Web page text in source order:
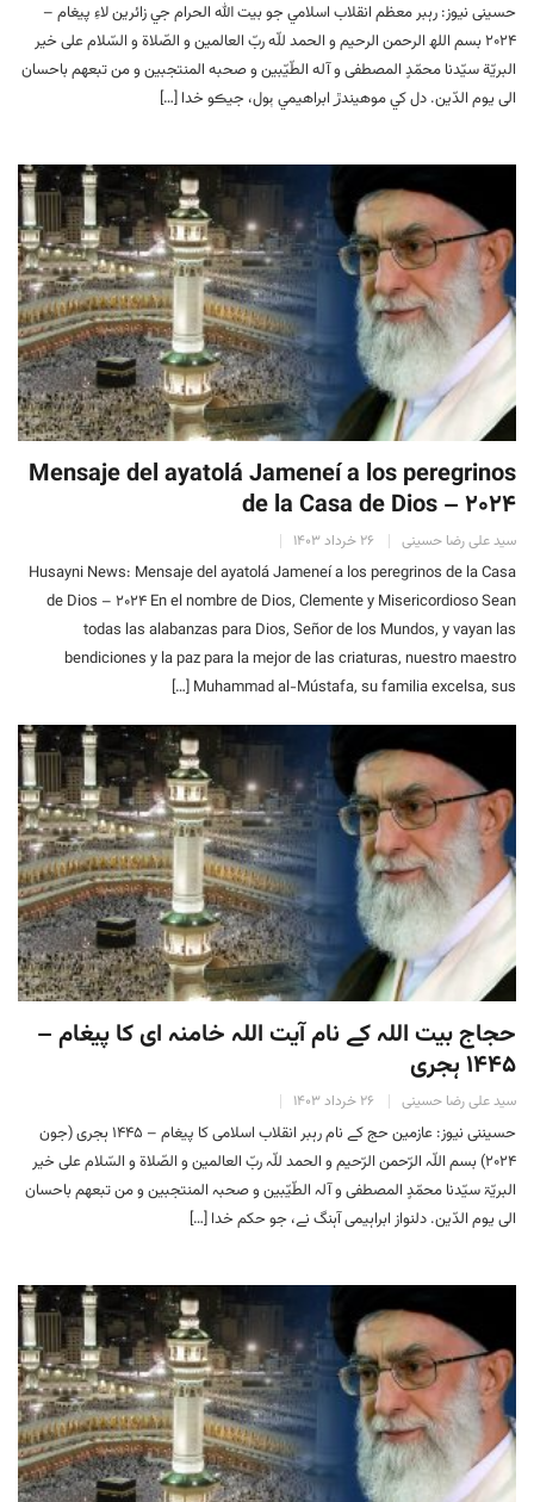
حسینی نیوز: رہبر معظم انقلاب اسلامي جو بيت الله الحرام جي زائرين لاءِ پيغام –
۲۰۲۴ بسم اللھ الرحمن الرحيم و الحمد للّه ربّ العالمین و الصّلاة و السّلام علی خیر
البریّة سیّدنا محمّدٍ المصطفی و آله الطّیّبین و صحبه المنتجبین و من تبعهم باحسان
الی یوم الدّین. دل کي موهيندڙ ابراھيمي ٻول، جيڪو خدا […]
Mensaje del ayatolá Jameneí a los peregrinos
de la Casa de Dios – 2024
سید علی رضا حسینی ۲۶ خرداد ۱۴۰۳
Husayni News: Mensaje del ayatolá Jameneí a los peregrinos de la Casa
de Dios – 2024 En el nombre de Dios, Clemente y Misericordioso Sean
todas las alabanzas para Dios, Señor de los Mundos, y vayan las
bendiciones y la paz para la mejor de las criaturas, nuestro maestro
Muhammad al-Mústafa, su familia excelsa, sus […]
حجاج بیت اللہ کے نام آیت اللہ خامنہ ای کا پیغام –
۱۴۴۵ ہجری
سید علی رضا حسینی ۲۶ خرداد ۱۴۰۳
حسیننی نیوز: عازمین حج کے نام رہبر انقلاب اسلامی کا پیغام – ۱۴۴۵ ہجری (جون
۲۰۲۴) بسم اللّہ الرّحمن الرّحیم و الحمد للّہ ربّ العالمین و الصّلاۃ و السّلام علی خیر
البریّۃ سیّدنا محمّدٍ المصطفی و آلہ الطّیّبین و صحبہ المنتجبین و من تبعھم باحسان
الی یوم الدّین. دلنواز ابراہیمی آہنگ نے، جو حکم خدا […]